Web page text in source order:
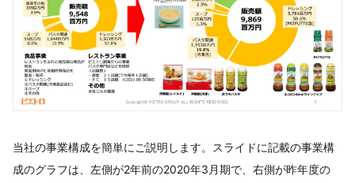
当社の事業構成を簡単にご説明します。スライドに記載の事業構
成のグラフは、左側が2年前の2020年3月期で、右側が昨年度の